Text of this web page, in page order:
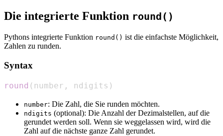
Die integrierte Funktion round()
Pythons integrierte Funktion round() ist die einfachste Möglichkeit,
Zahlen zu runden.
Syntax
round ( number , ndigits )
number: Die Zahl, die Sie runden möchten.
ndigits (optional): Die Anzahl der Dezimalstellen, auf die
gerundet werden soll. Wenn sie weggelassen wird, wird die
Zahl auf die nächste ganze Zahl gerundet.